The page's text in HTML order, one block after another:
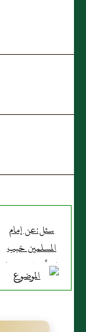
سئل:عن إمام
المسلمين خبب
امرأة على زوجها
حتي فارقته؟